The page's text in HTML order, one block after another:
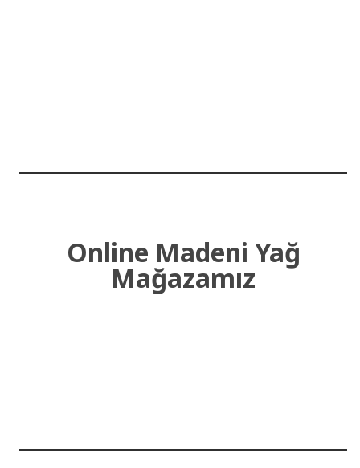
Online Madeni Yağ
Mağazamız